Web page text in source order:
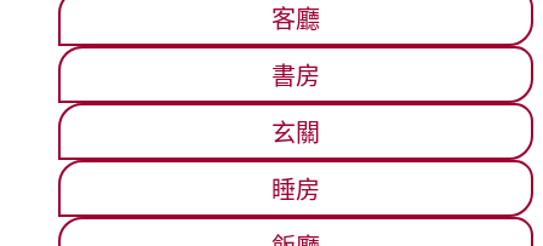
客廳
書房
玄關
睡房